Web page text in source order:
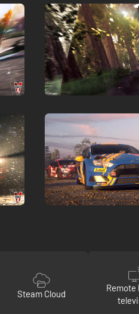
Steam Cloud
Remote